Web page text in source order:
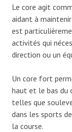
Le core agit
aidant à
est
activités qui
direction ou un
Un core fort
haut et le bas du
telles que
dans les sports
la course.